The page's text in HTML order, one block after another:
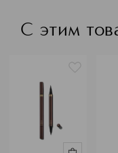
С этим